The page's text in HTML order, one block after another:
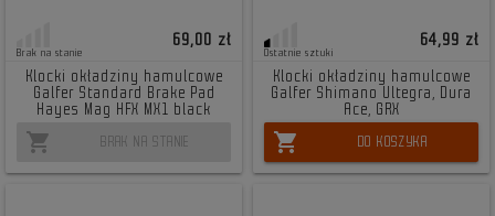
Brak na stanie
69,00 zł
Klocki okładziny hamulcowe
Galfer Standard Brake Pad
Hayes Mag HFX MX1 black
shopping_cart BRAK NA STANIE
Ostatnie sztuki
64,99 zł
Klocki okładziny hamulcowe
Galfer Shimano Ultegra, Dura
Ace, GRX
shopping_cart DO KOSZYKA